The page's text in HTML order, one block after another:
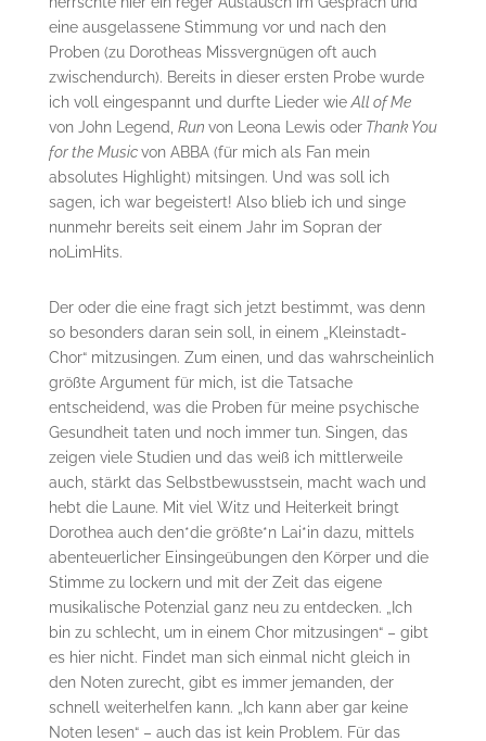
eine ausgelassene Stimmung vor und nach den
Proben (zu Dorotheas Missvergnügen oft auch
zwischendurch). Bereits in dieser ersten Probe wurde
ich voll eingespannt und durfte Lieder wieAll of Me
von John Legend, Run von Leona Lewis oderThank You
for the Musicvon ABBA (für mich als Fan mein
absolutes Highlight) mitsingen. Und was soll ich
sagen, ich war begeistert! Also blieb ich und singe
nunmehr bereits seit einem Jahr im Sopran der
noLimHits.
Der oder die eine fragt sich jetzt bestimmt, was denn
so besonders daran sein soll, in einem „Kleinstadt-
Chor“ mitzusingen. Zum einen, und das wahrscheinlich
größte Argument für mich, ist die Tatsache
entscheidend, was die Proben für meine psychische
Gesundheit taten und noch immer tun. Singen, das
zeigen viele Studien und das weiß ich mittlerweile
auch, stärkt das Selbstbewusstsein, macht wach und
hebt die Laune. Mit viel Witz und Heiterkeit bringt
Dorothea auch den*die größte*n Lai*in dazu, mittels
abenteuerlicher Einsingeübungen den Körper und die
Stimme zu lockern und mit der Zeit das eigene
musikalische Potenzial ganz neu zu entdecken. „Ich
bin zu schlecht, um in einem Chor mitzusingen“ – gibt
es hier nicht. Findet man sich einmal nicht gleich in
den Noten zurecht, gibt es immer jemanden, der
schnell weiterhelfen kann. „Ich kann aber gar keine
Noten lesen“ – auch das ist kein Problem. Für das